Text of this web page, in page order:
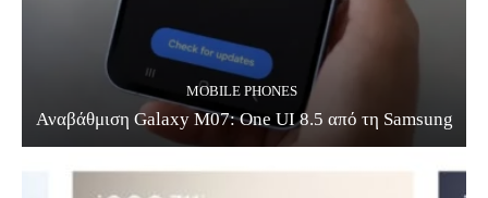
MOBILE PHONES
Αναβάθμιση Galaxy M07: One UI 8.5 από τη Samsung